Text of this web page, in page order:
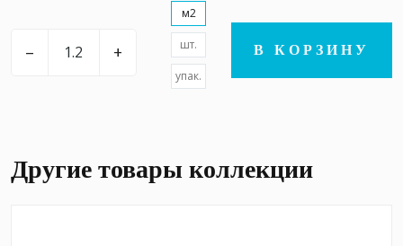
– +
м2
шт.
упак.
В КОРЗИНУ
Другие товары коллекции